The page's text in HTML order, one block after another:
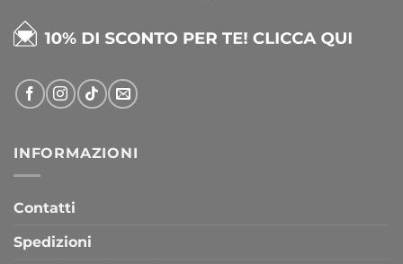
INFORMAZIONI
Contatti
Spedizioni